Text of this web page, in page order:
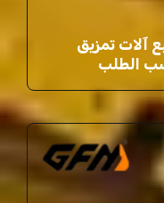
تمزيق
الطلب